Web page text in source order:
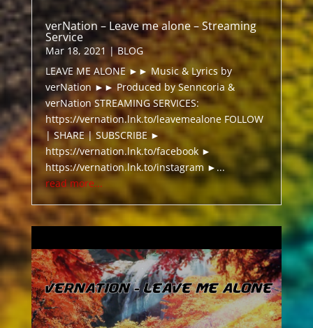
verNation – Leave me alone – Streaming
Service
Mar 18, 2021 |BLOG
LEAVE ME ALONE ►► Music & Lyrics by
verNation ►► Produced by Senncoria &
verNation STREAMING SERVICES:
https://vernation.lnk.to/leavemealone FOLLOW
| SHARE | SUBSCRIBE ►
https://vernation.lnk.to/facebook ►
https://vernation.lnk.to/instagram ►...
read more...